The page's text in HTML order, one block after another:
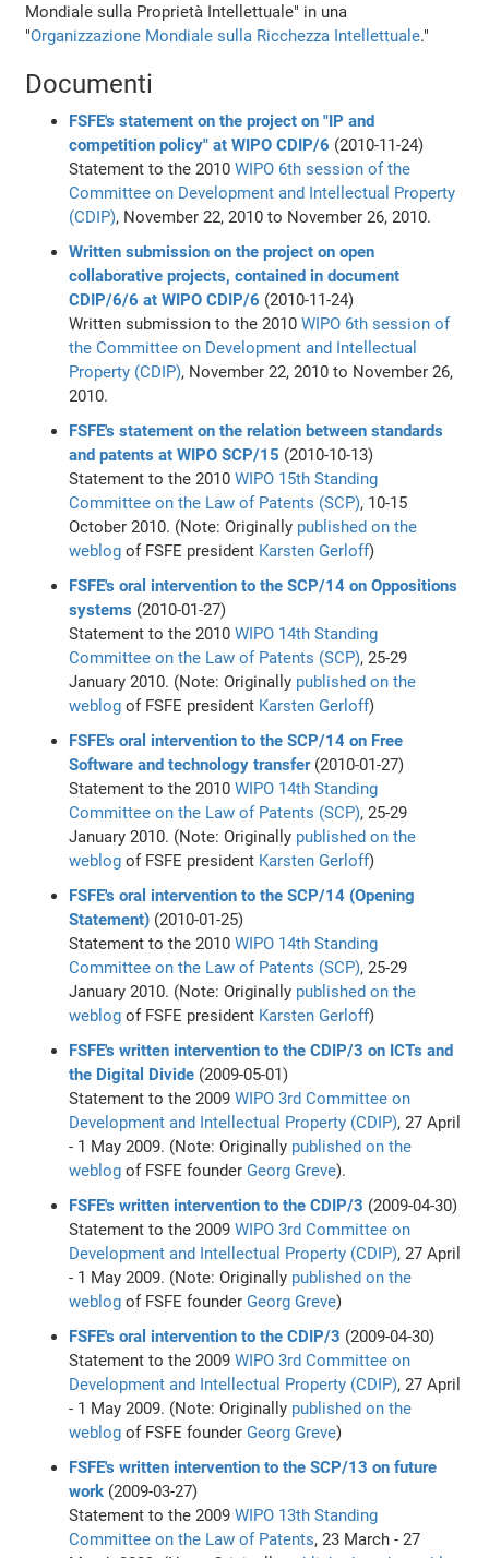
Mondiale sulla Proprietà Intellettuale" in una
"Organizzazione Mondiale sulla Ricchezza Intellettuale."
Documenti
FSFE's statement on the project on "IP and
competition policy" at WIPO CDIP/6 (2010-11-24)
Statement to the 2010WIPO 6th session of the
Committee on Development and Intellectual Property
(CDIP), November 22, 2010 to November 26, 2010.
Written submission on the project on open
collaborative projects, contained in document
CDIP/6/6 at WIPO CDIP/6 (2010-11-24)
Written submission to the 2010WIPO 6th session of
the Committee on Development and Intellectual
Property (CDIP), November 22, 2010 to November 26,
2010.
FSFE's statement on the relation between standards
and patents at WIPO SCP/15 (2010-10-13)
Statement to the 2010WIPO 15th Standing
Committee on the Law of Patents (SCP), 10-15
October 2010. (Note: Originally published on the
weblog of FSFE president Karsten Gerloff)
FSFE's oral intervention to the SCP/14 on Oppositions
systems (2010-01-27)
Statement to the 2010WIPO 14th Standing
Committee on the Law of Patents (SCP), 25-29
January 2010. (Note: Originally published on the
weblog of FSFE president Karsten Gerloff)
FSFE's oral intervention to the SCP/14 on Free
Software and technology transfer(2010-01-27)
Statement to the 2010WIPO 14th Standing
Committee on the Law of Patents (SCP), 25-29
January 2010. (Note: Originally published on the
weblog of FSFE president Karsten Gerloff)
FSFE's oral intervention to the SCP/14 (Opening
Statement) (2010-01-25)
Statement to the 2010WIPO 14th Standing
Committee on the Law of Patents (SCP), 25-29
January 2010. (Note: Originally published on the
weblog of FSFE president Karsten Gerloff)
FSFE's written intervention to the CDIP/3 on ICTs and
the Digital Divide (2009-05-01)
Statement to the 2009WIPO 3rd Committee on
Development and Intellectual Property (CDIP), 27 April
- 1 May 2009. (Note: Originally published on the
weblog of FSFE founder Georg Greve).
FSFE's written intervention to the CDIP/3 (2009-04-30)
Statement to the 2009WIPO 3rd Committee on
Development and Intellectual Property (CDIP), 27 April
- 1 May 2009. (Note: Originally published on the
weblog of FSFE founder Georg Greve)
FSFE's oral intervention to the CDIP/3 (2009-04-30)
Statement to the 2009WIPO 3rd Committee on
Development and Intellectual Property (CDIP), 27 April
- 1 May 2009. (Note: Originally published on the
weblog of FSFE founder Georg Greve)
FSFE's written intervention to the SCP/13 on future
work (2009-03-27)
Statement to the 2009WIPO 13th Standing
Committee on the Law of Patents, 23 March - 27